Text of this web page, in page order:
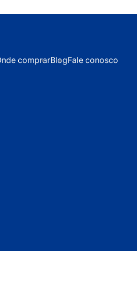
comprarBlogFale conosco